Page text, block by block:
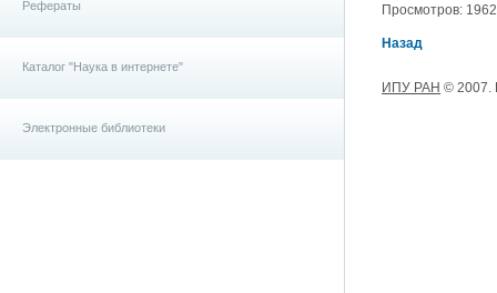
Рефераты
Каталог "Наука в интернете"
Электронные библиотеки
Просмотров:
Назад
ИПУ РАН © 2007.